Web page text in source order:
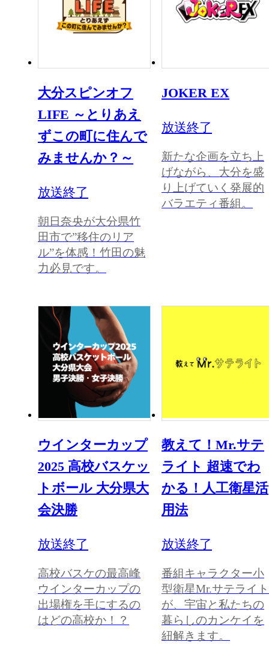
大分スピンオフ
LIFE ～とりあえ
ずこの町に住んで
みませんか？～
放送終了
朝日奈央が大分県竹
田市で”移住のリア
ル”を体感！竹田の魅
力必見です。
JOKER EX
放送終了
新たな企画を立ち上
げながら、大分を盛
り上げていく発展的
バラエティ番組。
ウインターカップ
2025 高校バスケッ
トボール 大分県大
会決勝
放送終了
高校バスケの最高峰
ウインターカップの
出場権を手にするの
はどの高校か！？
教えて！Mr.サテ
ライト 超速でわ
かる！人工衛星活
用法
放送終了
番組キャラクター小
型衛星Mr.サテライト
が、宇宙と私たちの
暮らしのカンケイを
紐解きます。